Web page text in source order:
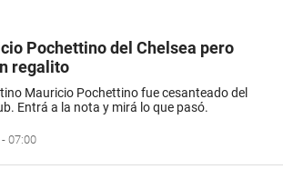
Pochettino del Chelsea pero
regalito
Mauricio Pochettino fue cesanteado del
Entrá a la nota y mirá lo que pasó.
07:00